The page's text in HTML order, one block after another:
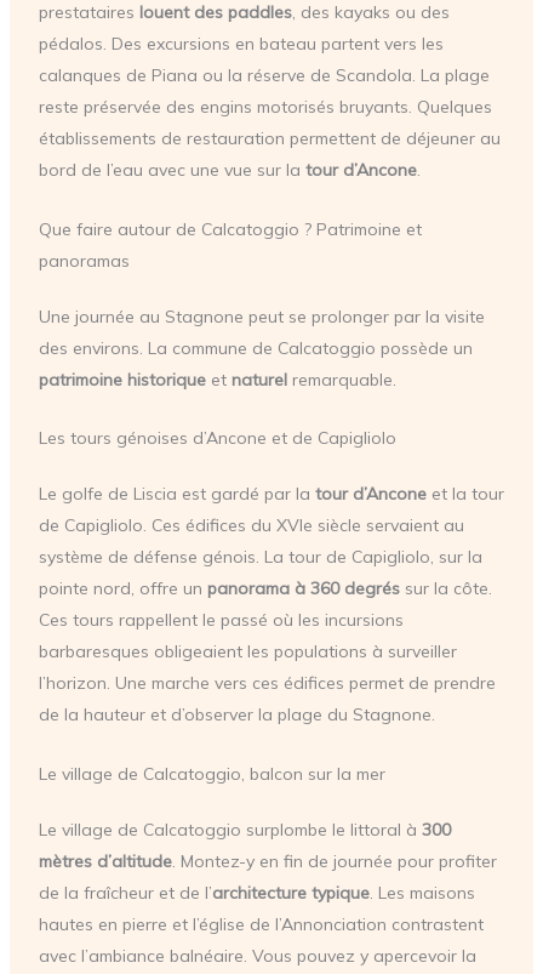
prestataires louent des paddles, des kayaks ou des
pédalos. Des excursions en bateau partent vers les
calanques de Piana ou la réserve de Scandola. La plage
reste préservée des engins motorisés bruyants. Quelques
établissements de restauration permettent de déjeuner au
bord de l’eau avec une vue sur la tour d’Ancone.
Que faire autour de Calcatoggio ? Patrimoine et
panoramas
Une journée au Stagnone peut se prolonger par la visite
des environs. La commune de Calcatoggio possède un
patrimoine historiqueet naturelremarquable.
Les tours génoises d’Ancone et de Capigliolo
Le golfe de Liscia est gardé par la tour d’Anconeet la tour
de Capigliolo. Ces édifices du XVIe siècle servaient au
système de défense génois. La tour de Capigliolo, sur la
pointe nord, offre un panorama à 360 degréssur la côte.
Ces tours rappellent le passé où les incursions
barbaresques obligeaient les populations à surveiller
l’horizon. Une marche vers ces édifices permet de prendre
de la hauteur et d’observer la plage du Stagnone.
Le village de Calcatoggio, balcon sur la mer
Le village de Calcatoggio surplombe le littoral à 300
mètres d’altitude. Montez-y en fin de journée pour profiter
de la fraîcheur et de l’architecture typique. Les maisons
hautes en pierre et l’église de l’Annonciation contrastent
avec l’ambiance balnéaire. Vous pouvez y apercevoir la